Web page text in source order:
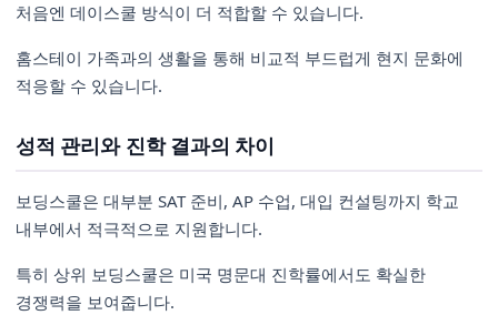
처음엔 데이스쿨 방식이 더 적합할 수 있습니다.
홈스테이 가족과의 생활을 통해 비교적 부드럽게 현지 문화에
적응할 수 있습니다.
성적 관리와 진학 결과의 차이
보딩스쿨은 대부분 SAT 준비, AP 수업, 대입 컨설팅까지 학교
내부에서 적극적으로 지원합니다.
특히 상위 보딩스쿨은 미국 명문대 진학률에서도 확실한
경쟁력을 보여줍니다.